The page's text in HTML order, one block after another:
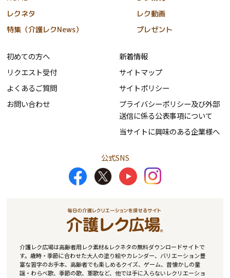
レクネタ
レク動画
特集（介護レクNews）
プレゼント
初めての方へ
リクエスト受付
よくあるご質問
お問い合わせ
新着情報
サイトマップ
サイトポリシー
プライバシーポリシー及び外部
送信に係る公表事項について
当サイトに興味のある企業様へ
公式SNS
介護レク広場は高齢者用レク素材&レクネタの無料ダウンロードサイトで
す。歳時・季節に合わせた大人の塗り絵やカレンダー、バリエーション豊
富な習字のお手本、高齢者でも楽しめるクイズ、ゲーム、昔懐かしの童
謡・わらべ歌、季節の歌、軍歌など、他では手に入らないレクリエーショ